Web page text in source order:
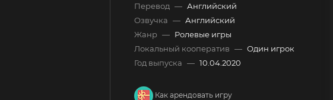
Перевод — Английский
Озвучка — Английский
Жанр — Ролевые игры
Локальный кооператив — Один игрок
Год выпуска — 10.04.2020
Как арендовать игру